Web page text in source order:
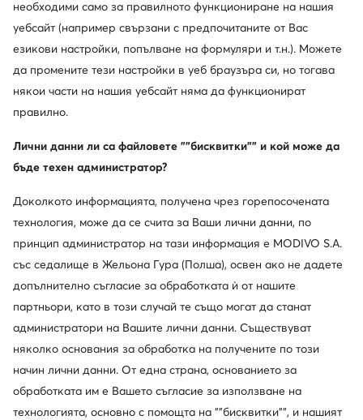
Слънчеви очила · Черен
Актуална цена
Редовна цена114,53 €-34%
Най-ниска цена
Guess
Слънчеви очила · Черен
Актуална цена
Редовна цена99,99 €-38%
Guess
Слънчеви очила · Кафяв
Слънчеви очила · Кафяв
необходими само за правилното функциониране на нашия
уебсайт (например свързани с предпочитаните от Вас
езикови настройки, попълване на формуляри и т.н.). Можете
да промените тези настройки в уеб браузъра си, но тогава
някои части на нашия уебсайт няма да функционират
правилно.
Лични данни ли са файловете ""бисквитки"" и кой може да
бъде техен администратор?
Доколкото информацията, получена чрез горепосочената
технология, може да се счита за Ваши лични данни, по
принцип администратор на тази информация е MODIVO S.A.
със седалище в Жельона Гура (Полша), освен ако не дадете
допълнително съгласие за обработката ѝ от нашите
партньори, като в този случай те също могат да станат
администратори на Вашите лични данни. Съществуват
няколко основания за обработка на получените по този
начин лични данни. От една страна, основанието за
обработката им е Вашето съгласие за използване на
технологията, основно с помощта на ""бисквитки"", и нашият